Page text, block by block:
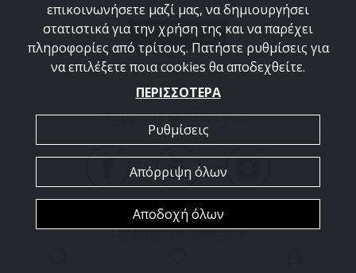
ΕΓΓΡΑΦΗ
Copyright © 2026 Lieon.
Designed bythinkBAG.
επικοινωνήσετε μαζί μας, να δημιουργήσει
στατιστικά για την χρήση της και να παρέχει
πληροφορίες από τρίτους. Πατήστε ρυθμίσεις για
να επιλέξετε ποια cookies θα αποδεχθείτε.
ΠΕΡΙΣΣΟΤΕΡΑ
Ρυθμίσεις
Απόρριψη όλων
Αποδοχή όλων